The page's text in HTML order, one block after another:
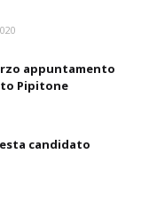
appuntamento
Pipitone
candidato